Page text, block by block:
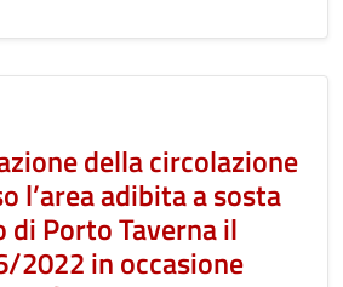
della circolazione
l’area adibita a sosta
di Porto Taverna il
2022 in occasione